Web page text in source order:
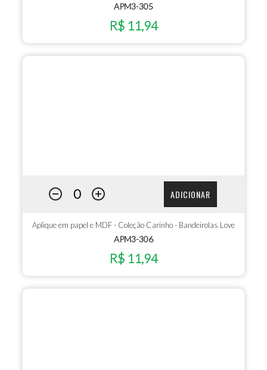
APM3-305
R$ 11,94
ADICIONAR
Aplique em papel e MDF - Coleção Carinho - Bandeirolas Love
APM3-306
R$ 11,94